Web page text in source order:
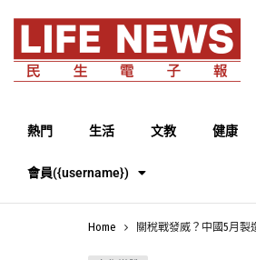
熱門 生活 文教 健康
會員({username})
Home 關稅戰發威？中國5月製